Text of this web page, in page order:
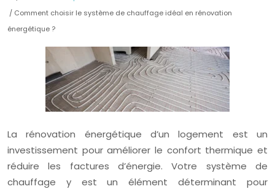
/ Comment choisir le système de chauffage idéal en rénovation
énergétique ?
La rénovation énergétique d’un logement est un
investissement pour améliorer le confort thermique et
réduire les factures d’énergie. Votre système de
chauffage y est un élément déterminant pour